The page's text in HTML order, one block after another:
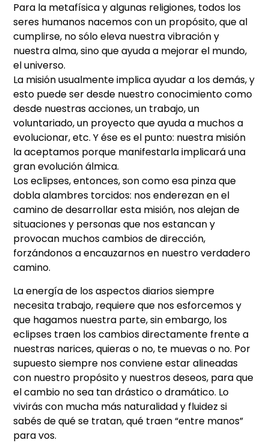
Para la metafísica y algunas religiones, todos los
seres humanos nacemos con un propósito, que al
cumplirse, no sólo eleva nuestra vibración y
nuestra alma, sino que ayuda a mejorar el mundo,
el universo.
La misión usualmente implica ayudar a los demás, y
esto puede ser desde nuestro conocimiento como
desde nuestras acciones, un trabajo, un
voluntariado, un proyecto que ayuda a muchos a
evolucionar, etc. Y ése es el punto: nuestra misión
la aceptamos porque manifestarla implicará una
gran evolución álmica.
Los eclipses, entonces, son como esa pinza que
dobla alambres torcidos: nos enderezan en el
camino de desarrollar esta misión, nos alejan de
situaciones y personas que nos estancan y
provocan muchos cambios de dirección,
forzándonos a encauzarnos en nuestro verdadero
camino.
La energía de los aspectos diarios siempre
necesita trabajo, requiere que nos esforcemos y
que hagamos nuestra parte, sin embargo, los
eclipses traen los cambios directamente frente a
nuestras narices, quieras o no, te muevas o no. Por
supuesto siempre nos conviene estar alineadas
con nuestro propósito y nuestros deseos, para que
el cambio no sea tan drástico o dramático. Lo
vivirás con mucha más naturalidad y fluidez si
sabés de qué se tratan, qué traen “entre manos”
para vos.